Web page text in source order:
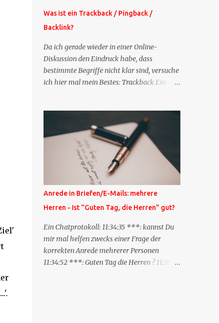
Weitere Mailangebote dieser Art sehen Sie
auf meiner XING-Seite oder hier oben rechts
im Blog. Die Profilfragen werde ich
mittelfristig aus der normalen XING-Tipp-
Mail entfernen, da ich sie so nur an einer
Stelle pflegen muss.
Was ist ein Trackback / Pingback /
Backlink?
Da ich gerade wieder in einer Online-
Diskussion den Eindruck habe, dass
bestimmte Begriffe nicht klar sind, versuche
ich hier mal mein Bestes: Trackback Ein
besagt: "Lieber Blogeintrag, ich habe einen
Kommentar zu dir geschrieben, aber nicht
bei dir in den Kommentaren sondern in
meinem Blog. Bitte vermerke das doch,
damit deine Leser auch mal vorbeischauen,
was ich zu deinem Inhalt zu sagen hatte."
Diese Nachrichtenfunktion wird
'angestoßen' in dem 'mein' Blog an die
'TrackbackURL' des Anderen einen 'Ping'
schickt, d.h. ein paar Parameter übergibt
(URL meines Eintrags, Kurzzitat meines
Beitrags). Praktisch muss man nichts
Anderes tun, als die TrackbackURL beim
Anrede in Briefen/E-Mails: mehrere
Herren - Ist "Guten Tag, die Herren" gut?
Ein Chatprotokoll: 11:34:35 ***: kannst Du
mir mal helfen zwecks einer Frage der
korrekten Anrede mehrerer Personen
11:34:52 ***: Guten Tag die Herren ? 11:35:07